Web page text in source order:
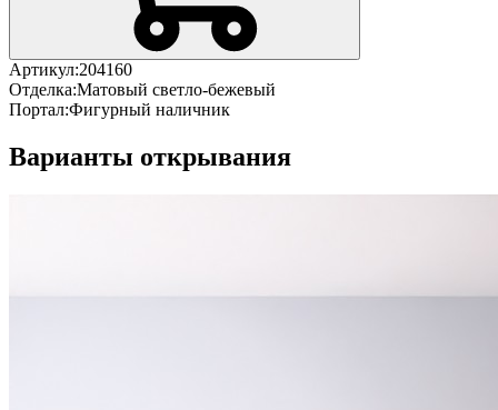
Артикул:204160
Отделка:Матовый светло-бежевый
Портал:Фигурный наличник
Варианты открывания